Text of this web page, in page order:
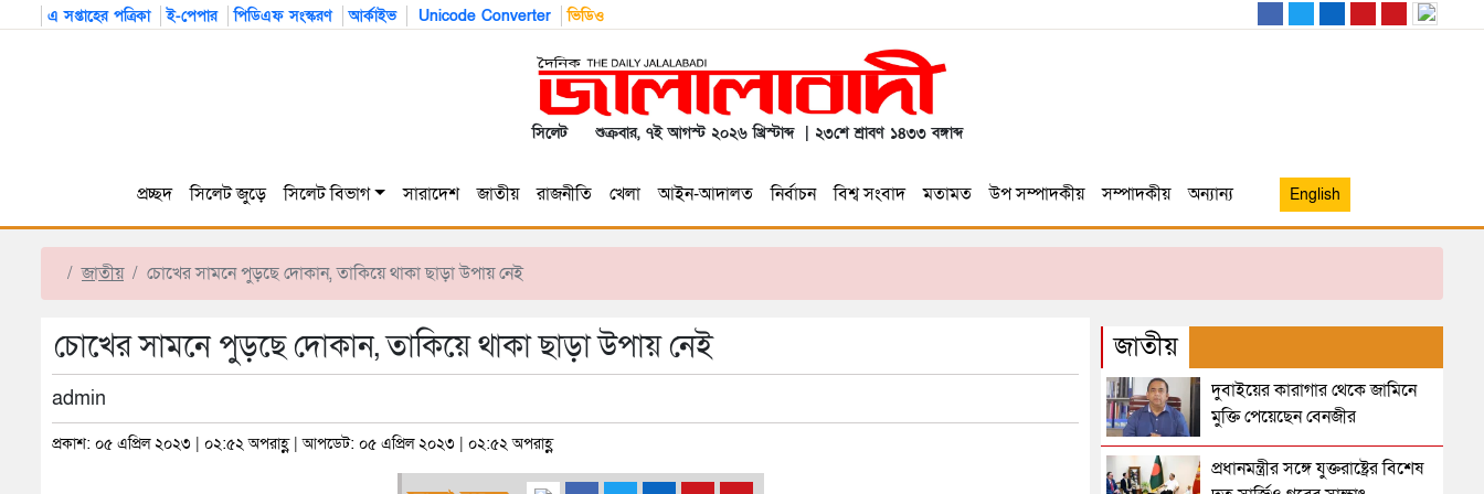
এ সপ্তাহের পত্রিকা ই-পেপার পিডিএফ সংস্করণ আর্কাইভ Unicode Converter ভিডিও
সিলেট শুক্রবার, ৭ই আগস্ট ২০২৬ খ্রিস্টাব্দ | ২৩শে শ্রাবণ ১৪৩৩ বঙ্গাব্দ
প্রচ্ছদ সিলেট জুড়ে সিলেট বিভাগ সারাদেশ জাতীয় রাজনীতি খেলা আইন-আদালত নির্বাচন বিশ্ব সংবাদ মতামত উপ সম্পাদকীয় সম্পাদকীয় অন্যান্য English
জাতীয় চোখের সামনে পুড়ছে দোকান, তাকিয়ে থাকা ছাড়া উপায় নেই
চোখের সামনে পুড়ছে দোকান, তাকিয়ে থাকা ছাড়া উপায় নেই
admin
প্রকাশ: ০৫ এপ্রিল ২০২৩ | ০২:৫২ অপরাহ্ণ | আপডেট: ০৫ এপ্রিল ২০২৩ | ০২:৫২ অপরাহ্ণ
জাতীয়
দুবাইয়ের কারাগার থেকে জামিনে
মুক্তি পেয়েছেন বেনজীর
প্রধানমন্ত্রীর সঙ্গে যুক্তরাষ্ট্রের বিশেষ